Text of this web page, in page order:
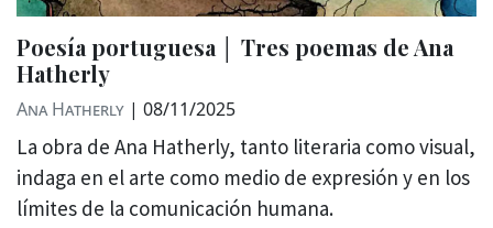
Poesía portuguesa │ Tres poemas de Ana
Hatherly
Ana Hatherly | 08/11/2025
La obra de Ana Hatherly, tanto literaria como visual,
indaga en el arte como medio de expresión y en los
límites de la comunicación humana.